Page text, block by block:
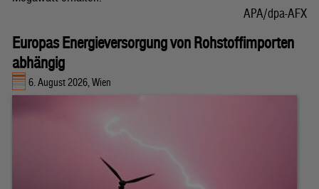
APA/dpa-AFX
Europas Energieversorgung von Rohstoffimporten
abhängig
6. August 2026, Wien